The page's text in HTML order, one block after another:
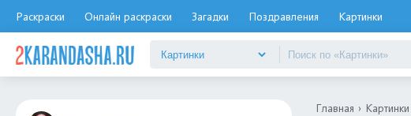
Раскраски Онлайн раскраски Загадки Поздравления Картинки
Главная Картинки